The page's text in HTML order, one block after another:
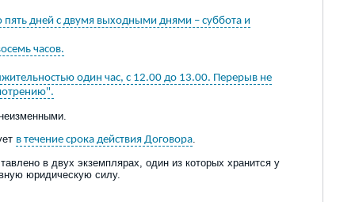
пять дней с двумя выходными днями – суббота и
часов.
один час, с 12.00 до 13.00. Перерыв не
в течение срока действия Договора
в двух экземплярах, один из которых хранится у
юридическую силу.